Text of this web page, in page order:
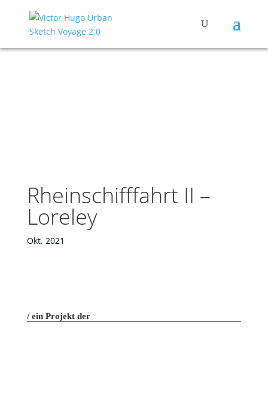
Rheinschifffahrt II –
Loreley
Okt. 2021
ein Projekt der